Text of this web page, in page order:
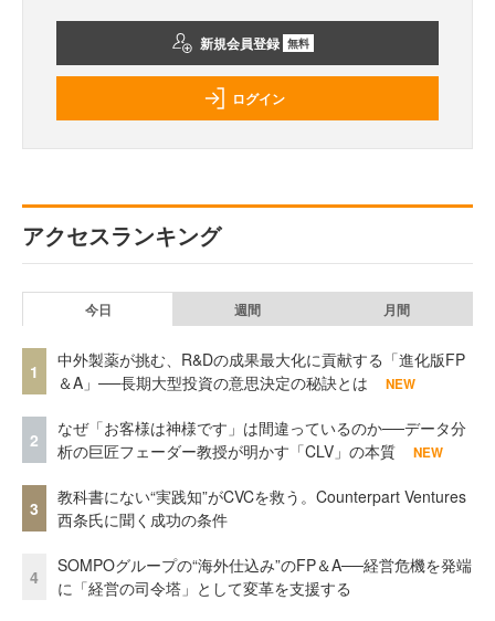
新規会員登録 無料
ログイン
アクセスランキング
今日 週間 月間
1
中外製薬が挑む、R&Dの成果最大化に貢献する「進化版FP
＆A」──長期大型投資の意思決定の秘訣とは
NEW
2
なぜ「お客様は神様です」は間違っているのか──データ分
析の巨匠フェーダー教授が明かす「CLV」の本質
NEW
3
教科書にない“実践知”がCVCを救う。Counterpart Ventures
西条氏に聞く成功の条件
4
SOMPOグループの“海外仕込み”のFP＆A──経営危機を発端
に「経営の司令塔」として変革を支援する